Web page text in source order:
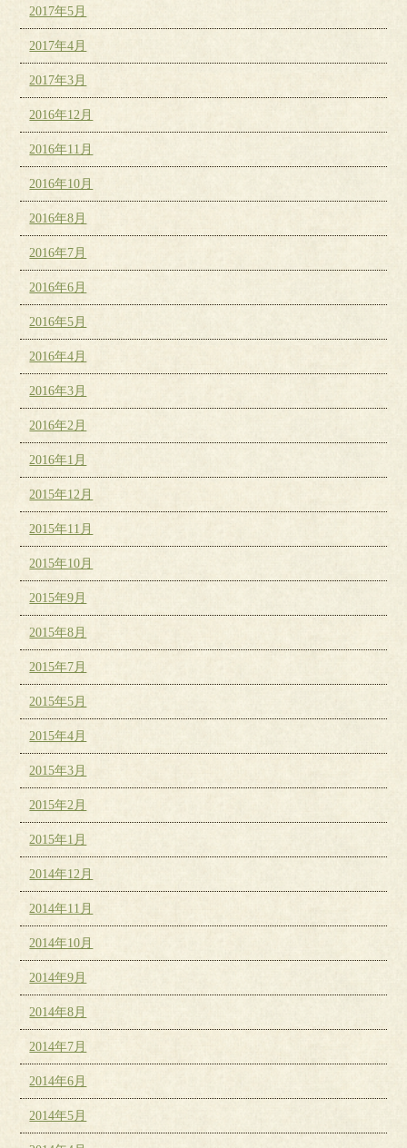
2017年5月
2017年4月
2017年3月
2016年12月
2016年11月
2016年10月
2016年8月
2016年7月
2016年6月
2016年5月
2016年4月
2016年3月
2016年2月
2016年1月
2015年12月
2015年11月
2015年10月
2015年9月
2015年8月
2015年7月
2015年5月
2015年4月
2015年3月
2015年2月
2015年1月
2014年12月
2014年11月
2014年10月
2014年9月
2014年8月
2014年7月
2014年6月
2014年5月